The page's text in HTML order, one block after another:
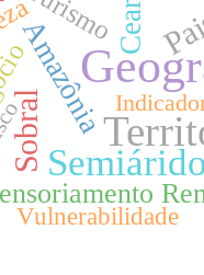
Semiárido
Sobral
Ceará
Amazônia
Vulnerabilidade